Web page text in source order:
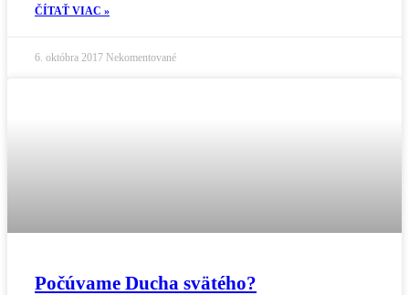
ČÍTAŤ VIAC »
6. októbra 2017 Nekomentované
Počúvame Ducha svätého?